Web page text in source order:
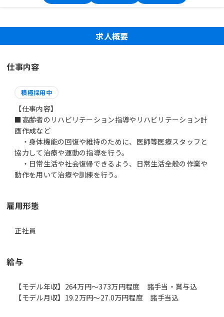
求人概要
仕事内容
積極採用中
【仕事内容】
■高齢者のリハビリテーション指導やリハビリテーション計
画作成など
・身体機能の回復や維持のために、医師等医療スタッフと
協力して治療や運動の指導を行う。
・日常生活や社会復帰できるよう、日常生活全般の作業や
雇用形態
正社員
給与
【モデル年収】264万円〜373万円程度 諸手当・賞与込
【モデル月収】19.2万円〜27.0万円程度 諸手当込